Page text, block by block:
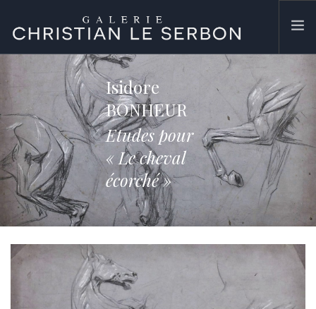
ŒUVRES
GALERIE
CONTACT
SEARCH SITE
Isidore
BONHEUR
Etudes pour
« Le cheval
écorché »